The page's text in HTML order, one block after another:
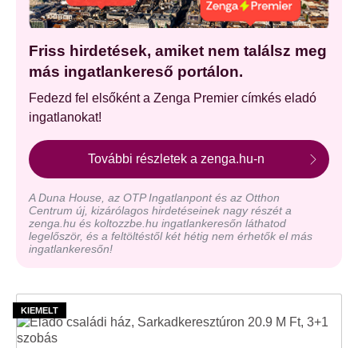
Friss hirdetések, amiket nem találsz meg
más ingatlankereső portálon.
Fedezd fel elsőként a Zenga Premier címkés eladó
ingatlanokat!
További részletek a zenga.hu-n
A Duna House, az OTP Ingatlanpont és az Otthon
Centrum új, kizárólagos hirdetéseinek nagy részét a
zenga.hu és koltozzbe.hu ingatlankeresőn láthatod
legelőször, és a feltöltéstől két hétig nem érhetők el más
ingatlankeresőn!